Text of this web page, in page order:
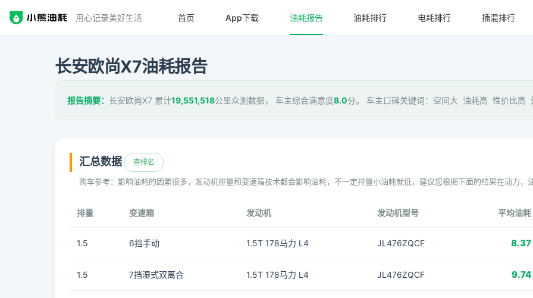
用心记录美好生活 首页 App下载 油耗报告 油耗排行 电耗排行 插混排行
长安欧尚X7油耗报告
报告摘要： 长安欧尚X7 累计19,551,518公里众测数据， 车主综合满意度8.0分。 车主口碑关键词：空间大 油耗高 性价比
汇总数据 查排名
购车参考：影响油耗的因素很多，发动机排量和变速箱技术都会影响油耗，不一定排量小油耗就低，建议您根据下面的结果在动力
排量 变速箱 发动机 发动机型号 平均油耗
1.5 6挡手动 1.5T 178马力 L4 JL476ZQCF 8.37
1.5 7挡湿式双离合 1.5T 178马力 L4 JL476ZQCF 9.74